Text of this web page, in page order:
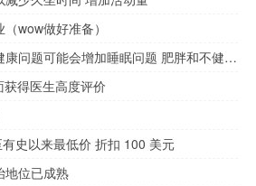
wow做好准备）
拉丁裔中学生的心理健康问题可能会增加睡眠问题 肥胖和不健康行为的风险
得医生高度评价
史以来最低价 折扣 100 美元
地位已成熟